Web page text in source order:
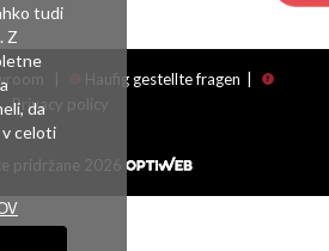
Haufig gestellte fragen
Privacy policy
pridržane 2026
tudi
Z
da
v celoti